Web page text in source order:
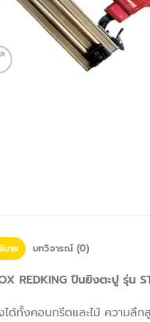
บาย บทวิจารณ์ (0)
REDKING ปืนยิงตะปู รุ่น
ได้ทั้งคอนกรีตและไม้ ความลึ